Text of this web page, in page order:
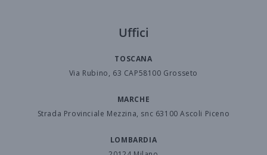
Uffici
TOSCANA
Via Rubino, 63 CAP58100 Grosseto
MARCHE
Strada Provinciale Mezzina, snc 63100 Ascoli Piceno
LOMBARDIA